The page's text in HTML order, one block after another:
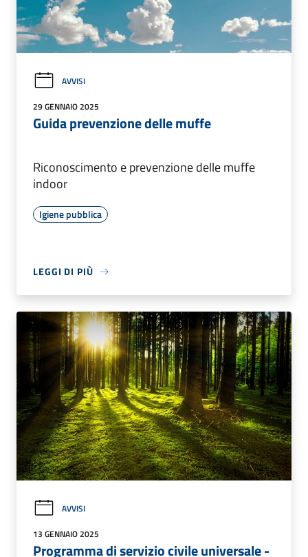
AVVISI
29 GENNAIO 2025
Guida prevenzione delle muffe
Riconoscimento e prevenzione delle muffe
indoor
Igiene pubblica
LEGGI DI PIÙ
AVVISI
13 GENNAIO 2025
Programma di servizio civile universale -